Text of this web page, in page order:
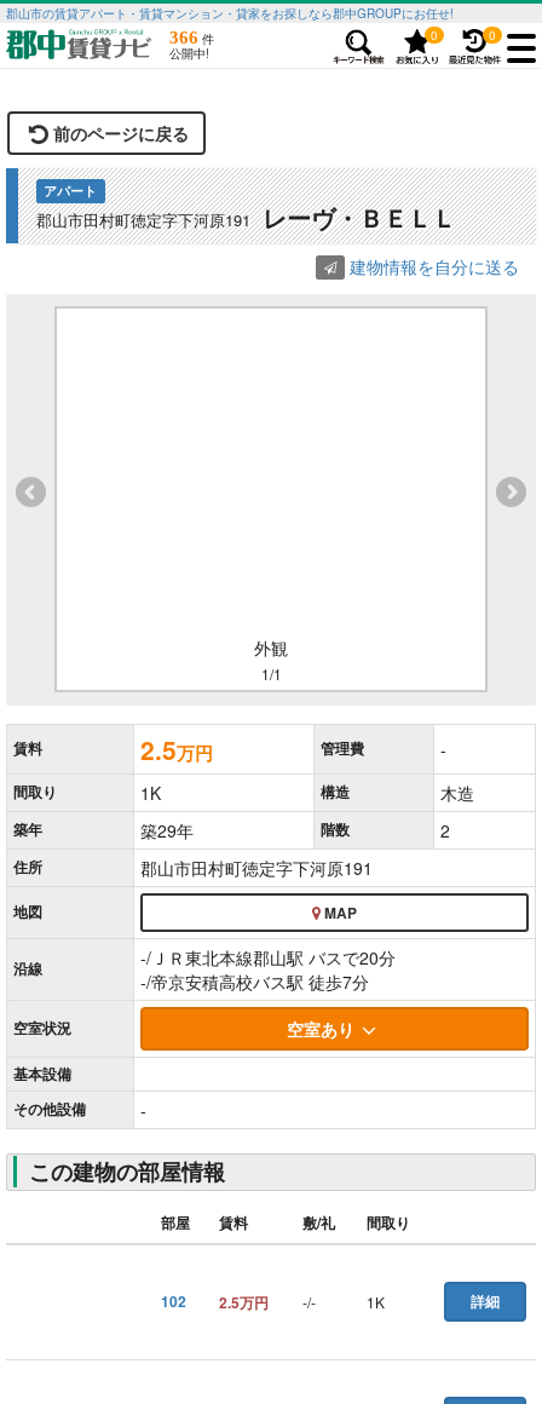
前のページに戻る
アパート
郡山市田村町徳定字下河原191 レーヴ・ＢＥＬＬ
建物情報を自分に送る
1/1
外観
賃料 2.5万円 管理費 -
間取り 1K 構造 木造
築年 築29年 階数 2
住所 郡山市田村町徳定字下河原191
地図 MAP
沿線
-/ＪＲ東北本線郡山駅 バスで20分
-/帝京安積高校バス駅 徒歩7分
空室状況 空室あり
基本設備
その他設備 -
この建物の部屋情報
部屋 賃料 敷/礼 間取り
102 2.5万円 -/- 1K 詳細
郡山市の賃貸アパート・賃貸マンション・貸家をお探しなら郡中GROUPにお任せ!
366 件
公開中!
0 0